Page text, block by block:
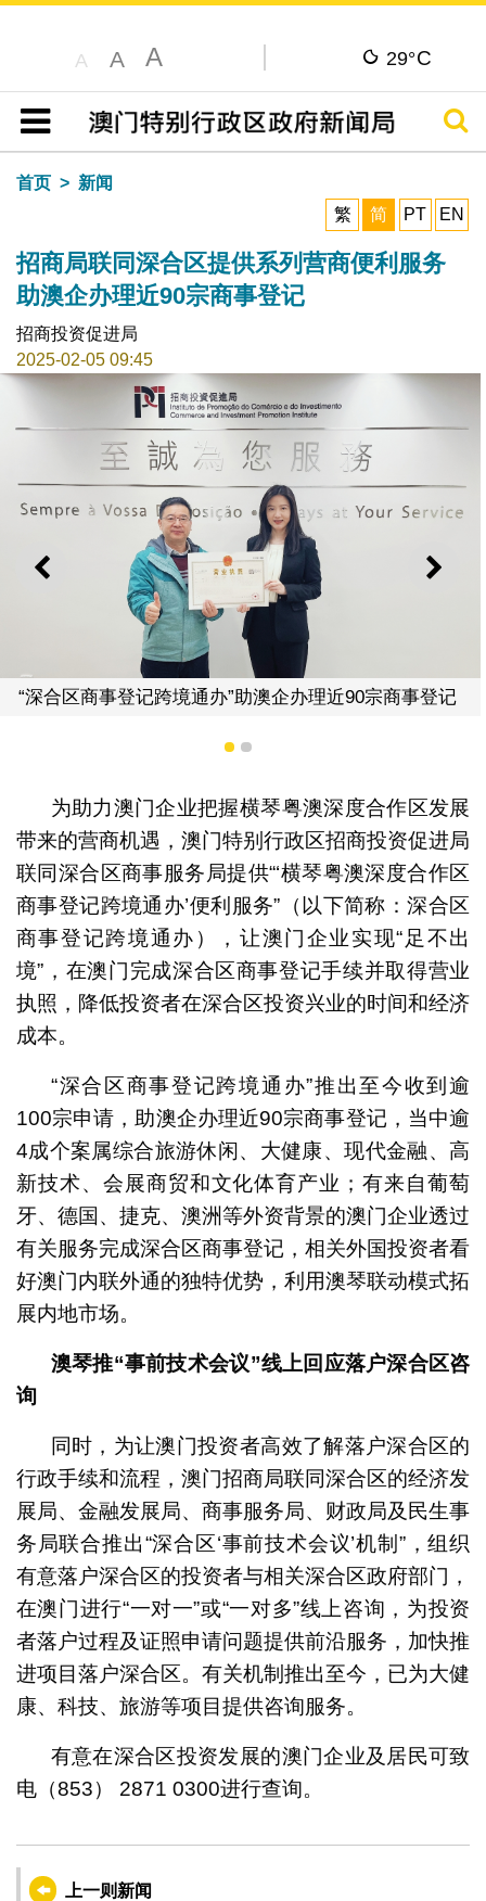
A A A 29°C
目录
搜寻
首页
新闻
繁
简 PT EN
招商局联同深合区提供系列营商便利服务
助澳企办理近90宗商事登记
招商投资促进局
2025-02-05 09:45
上一则 下一
宗商事登记
1 2
为助力澳门企业把握横琴粤澳深度合作区发展
带来的营商机遇，澳门特别行政区招商投资促进局
联同深合区商事服务局提供“‘横琴粤澳深度合作区
商事登记跨境通办’便利服务”（以下简称：深合区
商事登记跨境通办），让澳门企业实现“足不出
境”，在澳门完成深合区商事登记手续并取得营业
执照，降低投资者在深合区投资兴业的时间和经济
成本。
“深合区商事登记跨境通办”推出至今收到逾
100宗申请，助澳企办理近90宗商事登记，当中逾
4成个案属综合旅游休闲、大健康、现代金融、高
新技术、会展商贸和文化体育产业；有来自葡萄
牙、德国、捷克、澳洲等外资背景的澳门企业透过
有关服务完成深合区商事登记，相关外国投资者看
好澳门内联外通的独特优势，利用澳琴联动模式拓
展内地市场。
澳琴推“事前技术会议”线上回应落户深合区咨
询
同时，为让澳门投资者高效了解落户深合区的
行政手续和流程，澳门招商局联同深合区的经济发
展局、金融发展局、商事服务局、财政局及民生事
务局联合推出“深合区‘事前技术会议’机制”，组织
有意落户深合区的投资者与相关深合区政府部门，
在澳门进行“一对一”或“一对多”线上咨询，为投资
者落户过程及证照申请问题提供前沿服务，加快推
进项目落户深合区。有关机制推出至今，已为大健
康、科技、旅游等项目提供咨询服务。
有意在深合区投资发展的澳门企业及居民可致
电（853） 2871 0300进行查询。
上一则新闻